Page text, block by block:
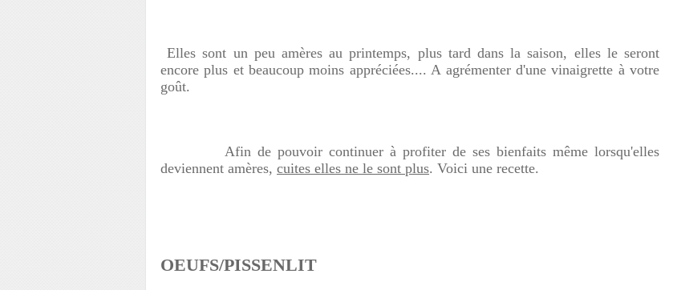
Elles sont un peu amères au printemps, plus tard dans la saison, elles le seront
encore plus et beaucoup moins appréciées.... A agrémenter d'une vinaigrette à votre
goût.
Afin de pouvoir continuer à profiter de ses bienfaits même lorsqu'elles
deviennent amères, cuites elles ne le sont plus. Voici une recette.
OEUFS/PISSENLIT